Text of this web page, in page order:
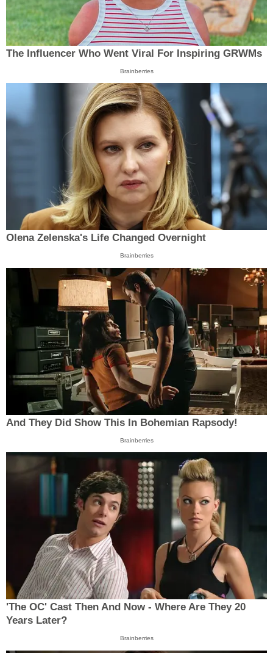
The Influencer Who Went Viral For Inspiring GRWMs
Brainberries
Olena Zelenska's Life Changed Overnight
Brainberries
And They Did Show This In Bohemian Rapsody!
Brainberries
'The OC' Cast Then And Now - Where Are They 20
Years Later?
Brainberries